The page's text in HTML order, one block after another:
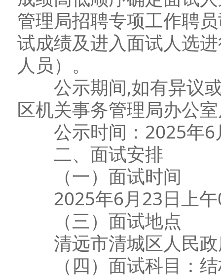
管理局招聘专项工作聘
试成绩及进入面试人选
人员）。
公示期间,如有异议或
区机关事务管理局办公
公示时间：2025年6
二、面试安排
（一）面试时间
2025年6月23日上午
（三）面试地点
清远市清城区人民政
（四）面试科目：结